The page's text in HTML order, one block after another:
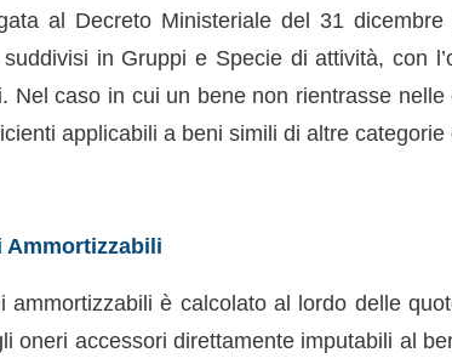
al Decreto Ministeriale del 31
in Gruppi e Specie di attività, con
Nel caso in cui un bene non rientrasse
applicabili a beni simili di altre categorie
Ammortizzabili
ammortizzabili è calcolato al lordo delle
oneri accessori direttamente imputabili al